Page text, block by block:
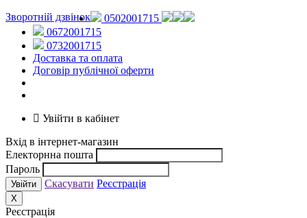
Зворотній дзвінок
0502001715
0672001715
0732001715
Доставка та оплата
Договір публічної оферти
Увійти в кабінет
Вхід в інтернет-магазин
Електорнна пошта
Пароль
Скасувати Реєстрація
X
Реєстрація